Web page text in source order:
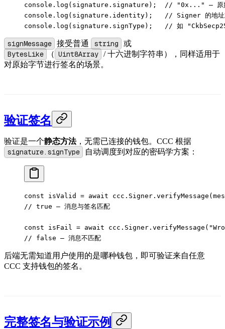
console. log (signature.signature);
// "0x..." — 原始
console. log (signature.identity);
// Signer 的地址
console. log (signature.signType); // 如
signMessage 接受普通 string 或
BytesLike （ Uint8Array
/ 十六进制字符串），同样适用于
对原始字节进行签名的场景。
验证签名
验证是一个静态方法，无需已连接的钱包。CCC 根据
signature.signType 自动调度到对应的密码学方案：
const isValid = await ccc.Signer. verifyMessage
// true — 消息与签名匹配
const isFail = await ccc.Signer. verifyMessage (
// false — 消息不匹配
后端无需知道用户使用的是哪种钱包，即可验证来自任意
CCC 支持钱包的签名。
完整签名与验证示例